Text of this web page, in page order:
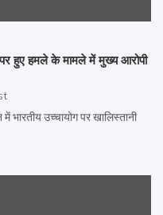
हुए हमले के मामले में मुख्य आरोपी
उच्चायोग पर खालिस्तानी